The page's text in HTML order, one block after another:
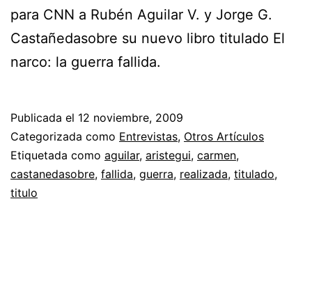
para CNN a Rubén Aguilar V. y Jorge G.
Castañedasobre su nuevo libro titulado El
narco: la guerra fallida.
Publicada el 12 noviembre, 2009
Categorizada como Entrevistas, Otros Artículos
Etiquetada como aguilar, aristegui, carmen,
castanedasobre, fallida, guerra, realizada, titulado,
titulo